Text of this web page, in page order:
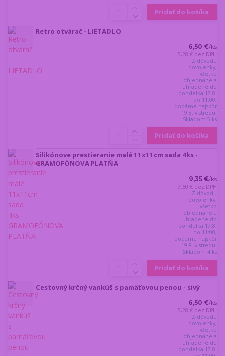
Pridať do košíka
Retro otvárač - LIETADLO
6,50 €/ks
5,28 € bez DPH
Z dôvodu
dovolenky,
všetko
objednané a
uhradené do
pondelka 17.8.
do 11:00,
dodáme najskôr
19.8. v stredu.
Skladom 5 ks
Pridať do košíka
Silikónove prestieranie malé 11x11cm sada 4ks -
GRAMOFÓNOVA PLATŇA
9,35 €/ks
7,60 € bez DPH
Z dôvodu
dovolenky,
všetko
objednané a
uhradené do
pondelka 17.8.
do 11:00,
dodáme najskôr
19.8. v stredu.
Skladom 4 ks
Pridať do košíka
Cestovný krčný vankúš s pamäťovou penou - sivý
6,50 €/ks
5,28 € bez DPH
Z dôvodu
dovolenky,
všetko
objednané a
uhradené do
pondelka 17.8.